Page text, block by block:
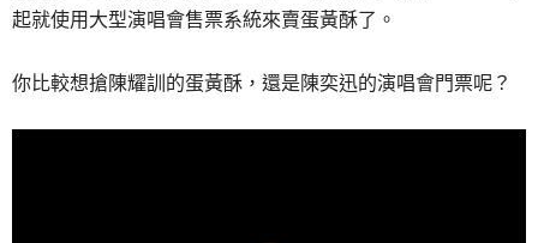
起就使用大型演唱會售票系統來賣蛋黃酥了。
你比較想搶陳耀訓的蛋黃酥，還是陳奕迅的演唱會門票呢？